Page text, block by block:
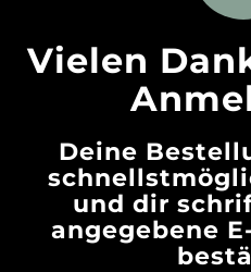
Vielen
Deine
und dir
angegebene